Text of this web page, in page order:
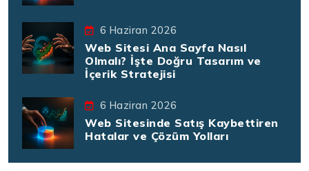
6 Haziran 2026
Web Sitesi Ana Sayfa Nasıl
Olmalı? İşte Doğru Tasarım ve
İçerik Stratejisi
6 Haziran 2026
Web Sitesinde Satış Kaybettiren
Hatalar ve Çözüm Yolları